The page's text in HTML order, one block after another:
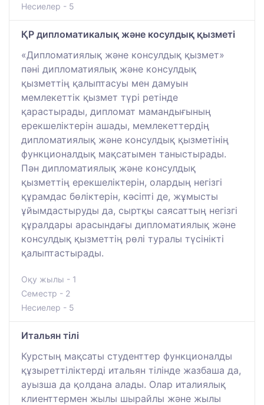
Несиелер - 5
ҚР дипломатикалық және косулдық қызметі
«Дипломатиялық және консулдық қызмет»
пәні дипломатиялық және консулдық
қызметтің қалыптасуы мен дамуын
мемлекеттік қызмет түрі ретінде
қарастырады, дипломат мамандығының
ерекшеліктерін ашады, мемлекеттердің
дипломатиялық және консулдық қызметінің
функционалдық мақсатымен таныстырады.
Пән дипломатиялық және консулдық
қызметтің ерекшеліктерін, олардың негізгі
құрамдас бөліктерін, кәсіпті де, жұмысты
ұйымдастыруды да, сыртқы саясаттың негізгі
құралдары арасындағы дипломатиялық және
консулдық қызметтің рөлі туралы түсінікті
қалыптастырады.
Оқу жылы - 1
Семестр - 2
Несиелер - 5
Итальян тілі
Курстың мақсаты студенттер функционалды
құзыреттіліктерді итальян тілінде жазбаша да,
ауызша да қолдана алады. Олар италиялық
клиенттермен жылы шырайлы және жылы